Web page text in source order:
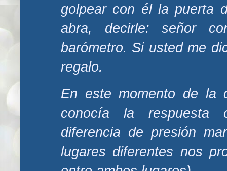
golpear con él la puerta
abra, decirle: señor
barómetro. Si usted me
regalo.
En este momento de la
conocía la respuesta
diferencia de presión
lugares diferentes nos